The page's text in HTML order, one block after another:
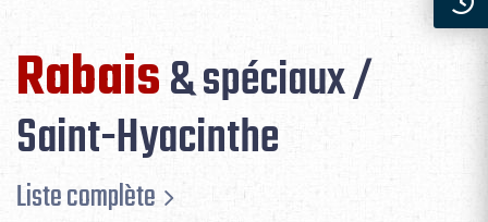
Rabais& spéciaux /
Saint-Hyacinthe
Liste complète